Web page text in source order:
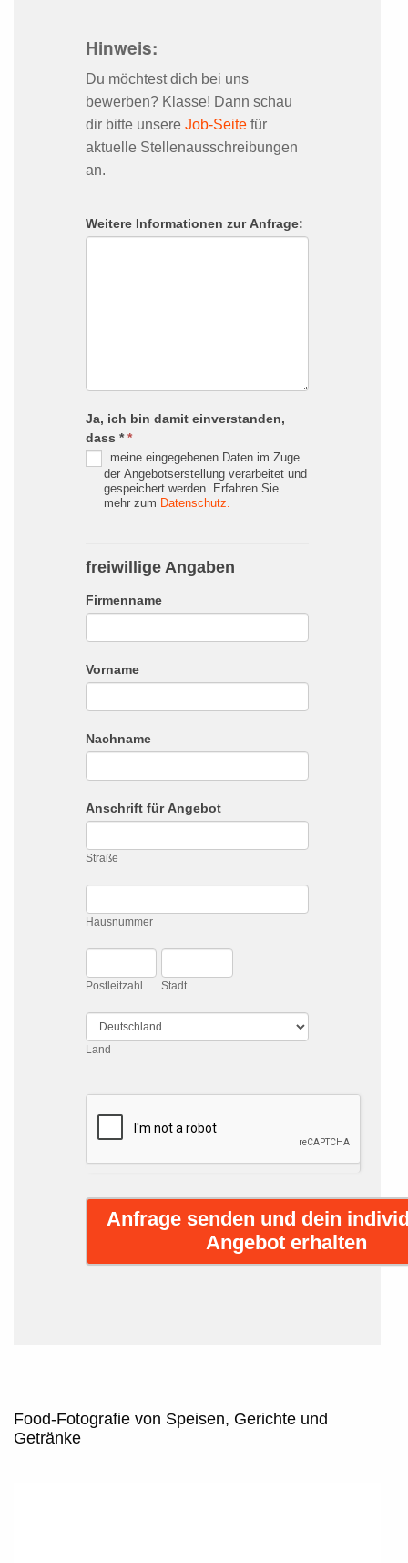
Hinweis:
Du möchtest dich bei uns
bewerben? Klasse! Dann schau
dir bitte unsere Job-Seite für
aktuelle Stellenausschreibungen
an.
Weitere Informationen zur Anfrage:
Ja, ich bin damit einverstanden,
dass **
meine eingegebenen Daten im Zuge
der Angebotserstellung verarbeitet und
gespeichert werden. Erfahren Sie
mehr zum Datenschutz.
freiwillige Angaben
Firmenname
Vorname
Nachname
Anschrift für Angebot
Straße
Hausnummer
Postleitzahl Stadt
Land
Land
Anfrage senden und dein
Angebot erhalten
Food-Fotografie von Speisen, Gerichte und
Getränke